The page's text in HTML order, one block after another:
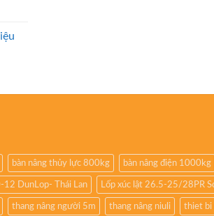
bàn nâng thủy lực 800kg bàn nâng điện 1000kg
12 DunLop- Thái Lan Lốp xúc lật 26.5-25/28PR
thang nâng người 5m thang nâng niuli thiet bi